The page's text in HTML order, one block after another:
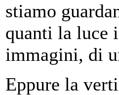
stiamo
quanti la luce
immagini, di
Eppure la